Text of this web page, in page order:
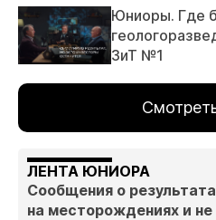
Юниоры. Где
ЗиТ №1
ЛЕНТА ЮНИОРА
Сообщения о
на месторождениях и не